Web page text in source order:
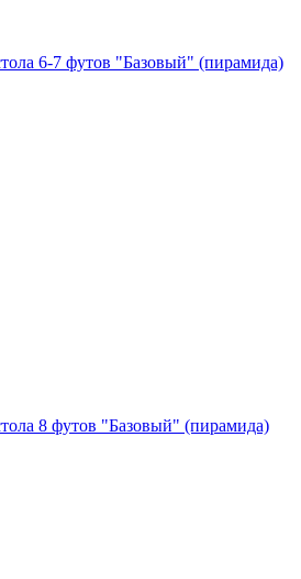
6-7 футов "Базовый" (пирамида)
8 футов "Базовый" (пирамида)